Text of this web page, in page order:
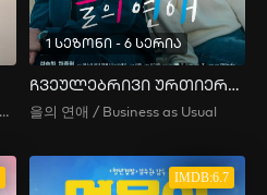
Something Is Not Right / 무언가 잘못되었다
1 სეზონი - 6 სერია
ჩვეულებრივი ურთიერთობა
을의 연애 / Business as Usual
IMDB:6.7